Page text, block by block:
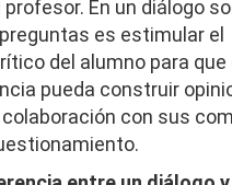
En un diálogo
es estimular el
del alumno para que
pueda construir
con sus